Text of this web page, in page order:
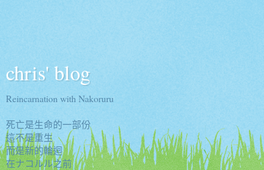
chris' blog
Reincarnation with Nakoruru
死亡是生命的一部份
這不是重生
而是新的輪迴
在ナコルル之前